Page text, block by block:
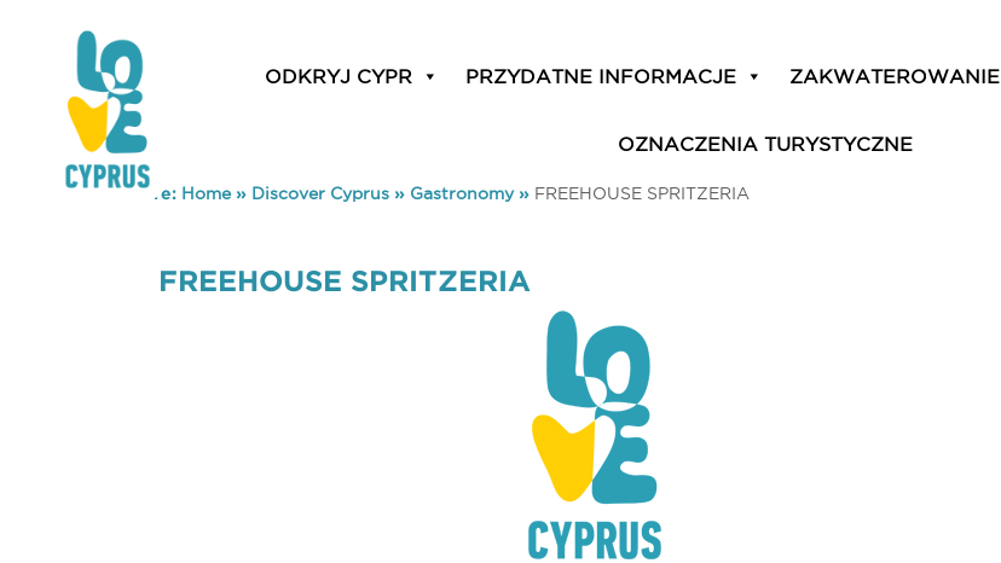
ODKRYJ CYPR PRZYDATNE INFORMACJE ZAKWATEROWANIE
OZNACZENIA TURYSTYCZNE
You are here: Home» Discover Cyprus » Gastronomy» FREEHOUSE SPRITZERIA
FREEHOUSE SPRITZERIA